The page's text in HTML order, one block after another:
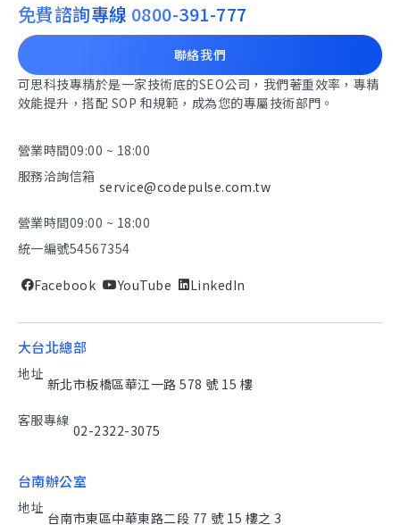
免費諮詢專線 0800-391-777
聯絡我們
可思科技專精於是一家技術底的SEO公司，我們著重效率，專精
效能提升，搭配 SOP 和規範，成為您的專屬技術部門。
營業時間09:00 ~ 18:00
服務洽詢信箱
service@codepulse.com.tw
營業時間09:00 ~ 18:00
統一編號54567354
Facebook YouTube LinkedIn
大台北總部
地址
新北市板橋區華江一路 578 號 15 樓
客服專線
02-2322-3075
台南辦公室
地址
台南市東區中華東路二段 77 號 15 樓之 3